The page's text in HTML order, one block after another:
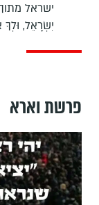
ישראל
יִשְׂרָאֵל, וּלְךָ
פרשת וארא